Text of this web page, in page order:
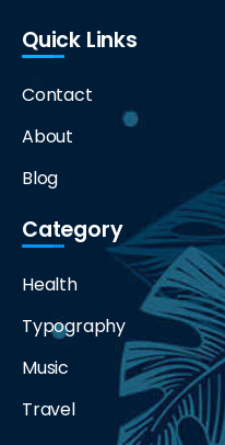
Quick Links
Contact
About
Blog
Category
Health
Typography
Music
Travel